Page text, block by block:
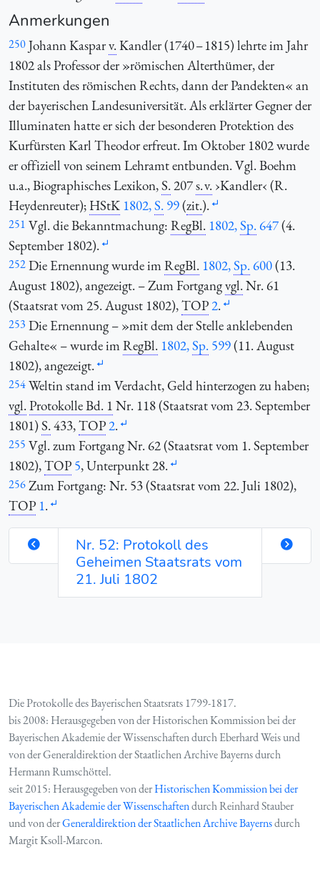
Anmerkungen
250Johann Kasparv.Kandler (1740 – 1815) lehrte im Jahr
1802 als Professor der »römischen Alterthümer, der
Instituten des römischen Rechts, dann der Pandekten« an
der bayerischen Landesuniversität. Als erklärter Gegner der
Illuminaten hatte er sich der besonderen Protektion des
Kurfürsten Karl Theodor erfreut. Im Oktober 1802 wurde
er offiziell von seinem Lehramt entbunden. Vgl. Boehm
u.a., Biographisches Lexikon,S.207s. v. ›Kandler‹ (R.
Heydenreuter); HStK 1802,S. 99(zit.).
251 Vgl. die Bekanntmachung: RegBl. 1802,Sp. 647(4.
September 1802).
252Die Ernennung wurde imRegBl. 1802,Sp. 600(13.
August 1802), angezeigt. – Zum Fortgangvgl.Nr. 61
(Staatsrat vom 25. August 1802),TOP2.
253 Die Ernennung – »mit dem der Stelle anklebenden
Gehalte« – wurde imRegBl. 1802,Sp. 599(11. August
1802), angezeigt.
254Weltin stand im Verdacht, Geld hinterzogen zu haben;
vgl.Protokolle Bd. 1 Nr. 118 (Staatsrat vom 23. September
1801)S.433,TOP2.
255 Vgl. zum Fortgang Nr. 62 (Staatsrat vom 1. September
1802),TOP 5, Unterpunkt 28.
256Zum Fortgang: Nr. 53 (Staatsrat vom 22. Juli 1802),
TOP 1.
Nr. 52: Protokoll des
Geheimen Staatsrats vom
21. Juli 1802
Die Protokolle des Bayerischen Staatsrats 1799-1817.
bis 2008: Herausgegeben von der Historischen Kommission bei der
Bayerischen Akademie der Wissenschaften durch Eberhard Weis und
von der Generaldirektion der Staatlichen Archive Bayerns durch
Hermann Rumschöttel.
seit 2015: Herausgegeben von derHistorischen Kommission bei der
Bayerischen Akademie der Wissenschaftendurch Reinhard Stauber
und von derGeneraldirektion der Staatlichen Archive Bayernsdurch
Margit Ksoll-Marcon.